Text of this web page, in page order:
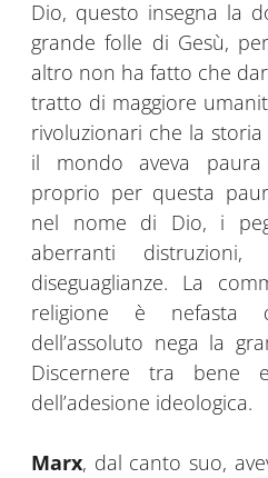
Dio, questo insegna la
grande folle di Gesù,
altro non ha fatto che
tratto di maggiore
rivoluzionari che la
il mondo aveva
proprio per questa
nel nome di Dio, i
aberranti
diseguaglianze. La
religione è nefasta
dell’assoluto nega la
Discernere tra bene
dell’adesione ideologica.
Marx, dal canto suo,